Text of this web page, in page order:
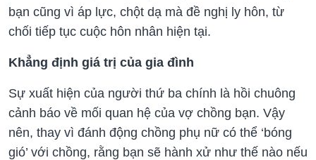
bạn cũng vì áp lực, chột dạ mà đề nghị ly hôn, từ
chối tiếp tục cuộc hôn nhân hiện tại.
Khẳng định giá trị của gia đình
Sự xuất hiện của người thứ ba chính là hồi chuông
cảnh báo về mối quan hệ của vợ chồng bạn. Vậy
nên, thay vì đánh động chồng phụ nữ có thể ‘bóng
gió’ với chồng, rằng bạn sẽ hành xử như thế nào nếu